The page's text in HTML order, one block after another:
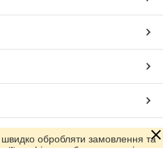
Prom.ua
обробляти замовлення та